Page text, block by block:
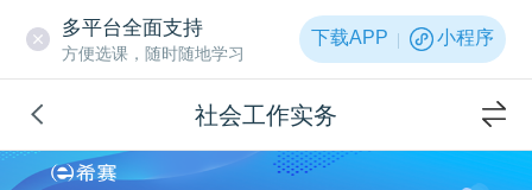
多平台全面支持
方便选课，随时随地学习
下载APP 小程序
社会工作实务